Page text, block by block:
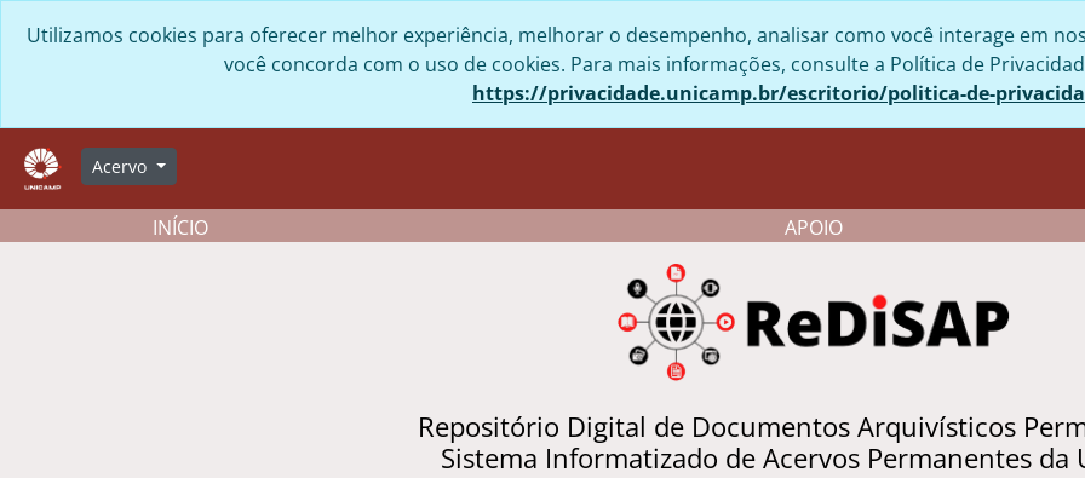
Utilizamos cookies para oferecer melhor experiência, melhorar o desempenho, analisar como você interage em
você concorda com o uso de cookies. Para mais informações, consulte a Política de
https://privacidade.unicamp.br/escritorio/politica-de-
Acervo
INÍCIO APOIO
Repositório Digital de Documentos Arquivísticos
Sistema Informatizado de Acervos Permanentes da